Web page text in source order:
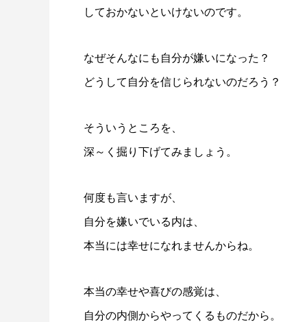
しておかないといけないのです。
なぜそんなにも自分が嫌いになった？
どうして自分を信じられないのだろう？
そういうところを、
深～く掘り下げてみましょう。
何度も言いますが、
自分を嫌いでいる内は、
本当には幸せになれませんからね。
本当の幸せや喜びの感覚は、
自分の内側からやってくるものだから。